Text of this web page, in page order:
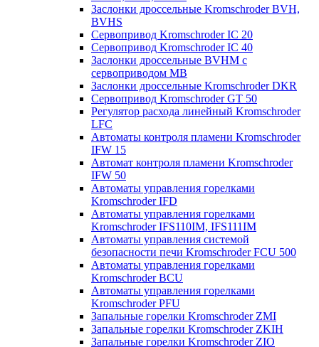
Заслонки дроссельные Kromschroder BVH,
BVHS
Сервопривод Kromschroder IC 20
Сервопривод Kromschroder IC 40
Заслонки дроссельные BVHM с
сервоприводом МВ
Заслонки дроссельные Kromschroder DKR
Cервопривод Kromschroder GT 50
Регулятор расхода линейный Kromschroder
LFC
Автоматы контроля пламени Kromschroder
IFW 15
Автомат контроля пламени Kromschroder
IFW 50
Автоматы управления горелками
Kromschroder IFD
Автоматы управления горелками
Kromschroder IFS110IM, IFS111IM
Автоматы управления системой
безопасности печи Kromschroder FCU 500
Автоматы управления горелками
Kromschroder BCU
Автоматы управления горелками
Kromschroder PFU
Запальные горелки Kromschroder ZМI
Запальные горелки Kromschroder ZKIH
Запальные горелки Kromschroder ZIO